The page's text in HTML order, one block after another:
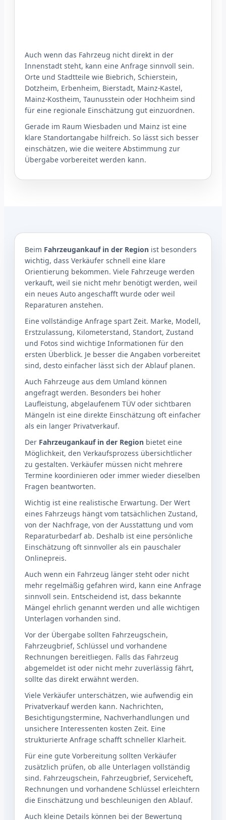
Auch wenn das Fahrzeug nicht direkt in der
Innenstadt steht, kann eine Anfrage sinnvoll sein.
Orte und Stadtteile wie Biebrich, Schierstein,
Dotzheim, Erbenheim, Bierstadt, Mainz-Kastel,
Mainz-Kostheim, Taunusstein oder Hochheim sind
für eine regionale Einschätzung gut einzuordnen.
Gerade im Raum Wiesbaden und Mainz ist eine
klare Standortangabe hilfreich. So lässt sich besser
einschätzen, wie die weitere Abstimmung zur
Übergabe vorbereitet werden kann.
Beim Fahrzeugankauf in der Region ist besonders
wichtig, dass Verkäufer schnell eine klare
Orientierung bekommen. Viele Fahrzeuge werden
verkauft, weil sie nicht mehr benötigt werden, weil
ein neues Auto angeschafft wurde oder weil
Reparaturen anstehen.
Eine vollständige Anfrage spart Zeit. Marke, Modell,
Erstzulassung, Kilometerstand, Standort, Zustand
und Fotos sind wichtige Informationen für den
ersten Überblick. Je besser die Angaben vorbereitet
sind, desto einfacher lässt sich der Ablauf planen.
Auch Fahrzeuge aus dem Umland können
angefragt werden. Besonders bei hoher
Laufleistung, abgelaufenem TÜV oder sichtbaren
Mängeln ist eine direkte Einschätzung oft einfacher
als ein langer Privatverkauf.
Der Fahrzeugankauf in der Region bietet eine
Möglichkeit, den Verkaufsprozess übersichtlicher
zu gestalten. Verkäufer müssen nicht mehrere
Termine koordinieren oder immer wieder dieselben
Fragen beantworten.
Wichtig ist eine realistische Erwartung. Der Wert
eines Fahrzeugs hängt vom tatsächlichen Zustand,
von der Nachfrage, von der Ausstattung und vom
Reparaturbedarf ab. Deshalb ist eine persönliche
Einschätzung oft sinnvoller als ein pauschaler
Onlinepreis.
Auch wenn ein Fahrzeug länger steht oder nicht
mehr regelmäßig gefahren wird, kann eine Anfrage
sinnvoll sein. Entscheidend ist, dass bekannte
Mängel ehrlich genannt werden und alle wichtigen
Unterlagen vorhanden sind.
Vor der Übergabe sollten Fahrzeugschein,
Fahrzeugbrief, Schlüssel und vorhandene
Rechnungen bereitliegen. Falls das Fahrzeug
abgemeldet ist oder nicht mehr zuverlässig fährt,
sollte das direkt erwähnt werden.
Viele Verkäufer unterschätzen, wie aufwendig ein
Privatverkauf werden kann. Nachrichten,
Besichtigungstermine, Nachverhandlungen und
unsichere Interessenten kosten Zeit. Eine
strukturierte Anfrage schafft schneller Klarheit.
Für eine gute Vorbereitung sollten Verkäufer
zusätzlich prüfen, ob alle Unterlagen vollständig
sind. Fahrzeugschein, Fahrzeugbrief, Serviceheft,
Rechnungen und vorhandene Schlüssel erleichtern
die Einschätzung und beschleunigen den Ablauf.
Auch kleine Details können bei der Bewertung